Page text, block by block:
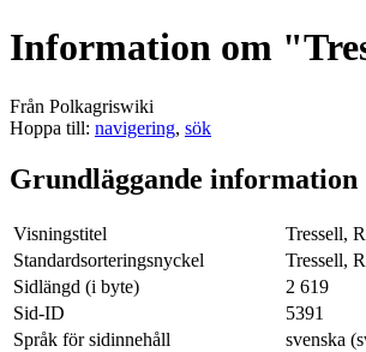
Information om
Från Polkagriswiki
Hoppa till: navigering, sök
Grundläggande information
Visningstitel
Tressell,
Standardsorteringsnyckel
Tressell,
Sidlängd (i byte)
2 619
Sid-ID
5391
Språk för sidinnehåll
svenska